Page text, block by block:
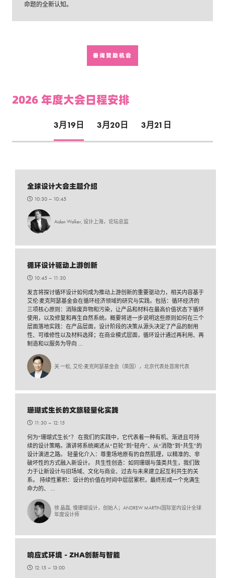
命题的全新认知。
垂询赞助机会
2026 年度大会日程安排
3月19日 3月20日 3月21日
全球设计大会主题介绍
10:30 – 10:45
Aidan Walker, 设计上海，论坛总监
循环设计驱动上游创新
10:45 – 11:30
发言将探讨循环设计如何成为推动上游创新的重要驱动力，相关内容基于
艾伦·麦克阿瑟基金会在循环经济领域的研究与实践。包括：循环经济的
三项核心原则：消除废弃物和污染，让产品和材料在最高价值状态下循环
使用，以及修复和再生自然系统。概要将进一步说明这些原则如何在三个
层面落地实践：在产品层面，设计阶段的决策从源头决定了产品的耐用
性、可维修性以及材料选择；在商业模式层面，循环设计通过再利用、再
制造和以服务为导向 ...
关 一松, 艾伦·麦克阿瑟基金会（英国），北京代表处首席代表
珊瑚式生长的文旅轻量化实践
11:30 – 12:15
何为“珊瑚式生长”？ 在我们的实践中，它代表着一种有机、渐进且可持
续的设计策略。演讲将系统阐述从“巨轮”到“轻舟”、从“消隐”到“共生”的
设计演进之路。 轻量化介入：尊重场地原有的自然肌理，以精准的、非
破坏性的方式融入新设计。 共生性创造：如同珊瑚与藻类共生，我们致
力于让新设计与旧场域、文化与商业、过去与未来建立起互利共生的关
系。 持续性累积：设计的价值在时间中层层累积，最终形成一个充满生
命力的、 ...
徐 晶磊, 慢珊瑚设计，创始人；ANDREW MARTIN国际室内设计全球
年度设计师
响应式环境 - ZHA创新与智能
12:15 – 13:00